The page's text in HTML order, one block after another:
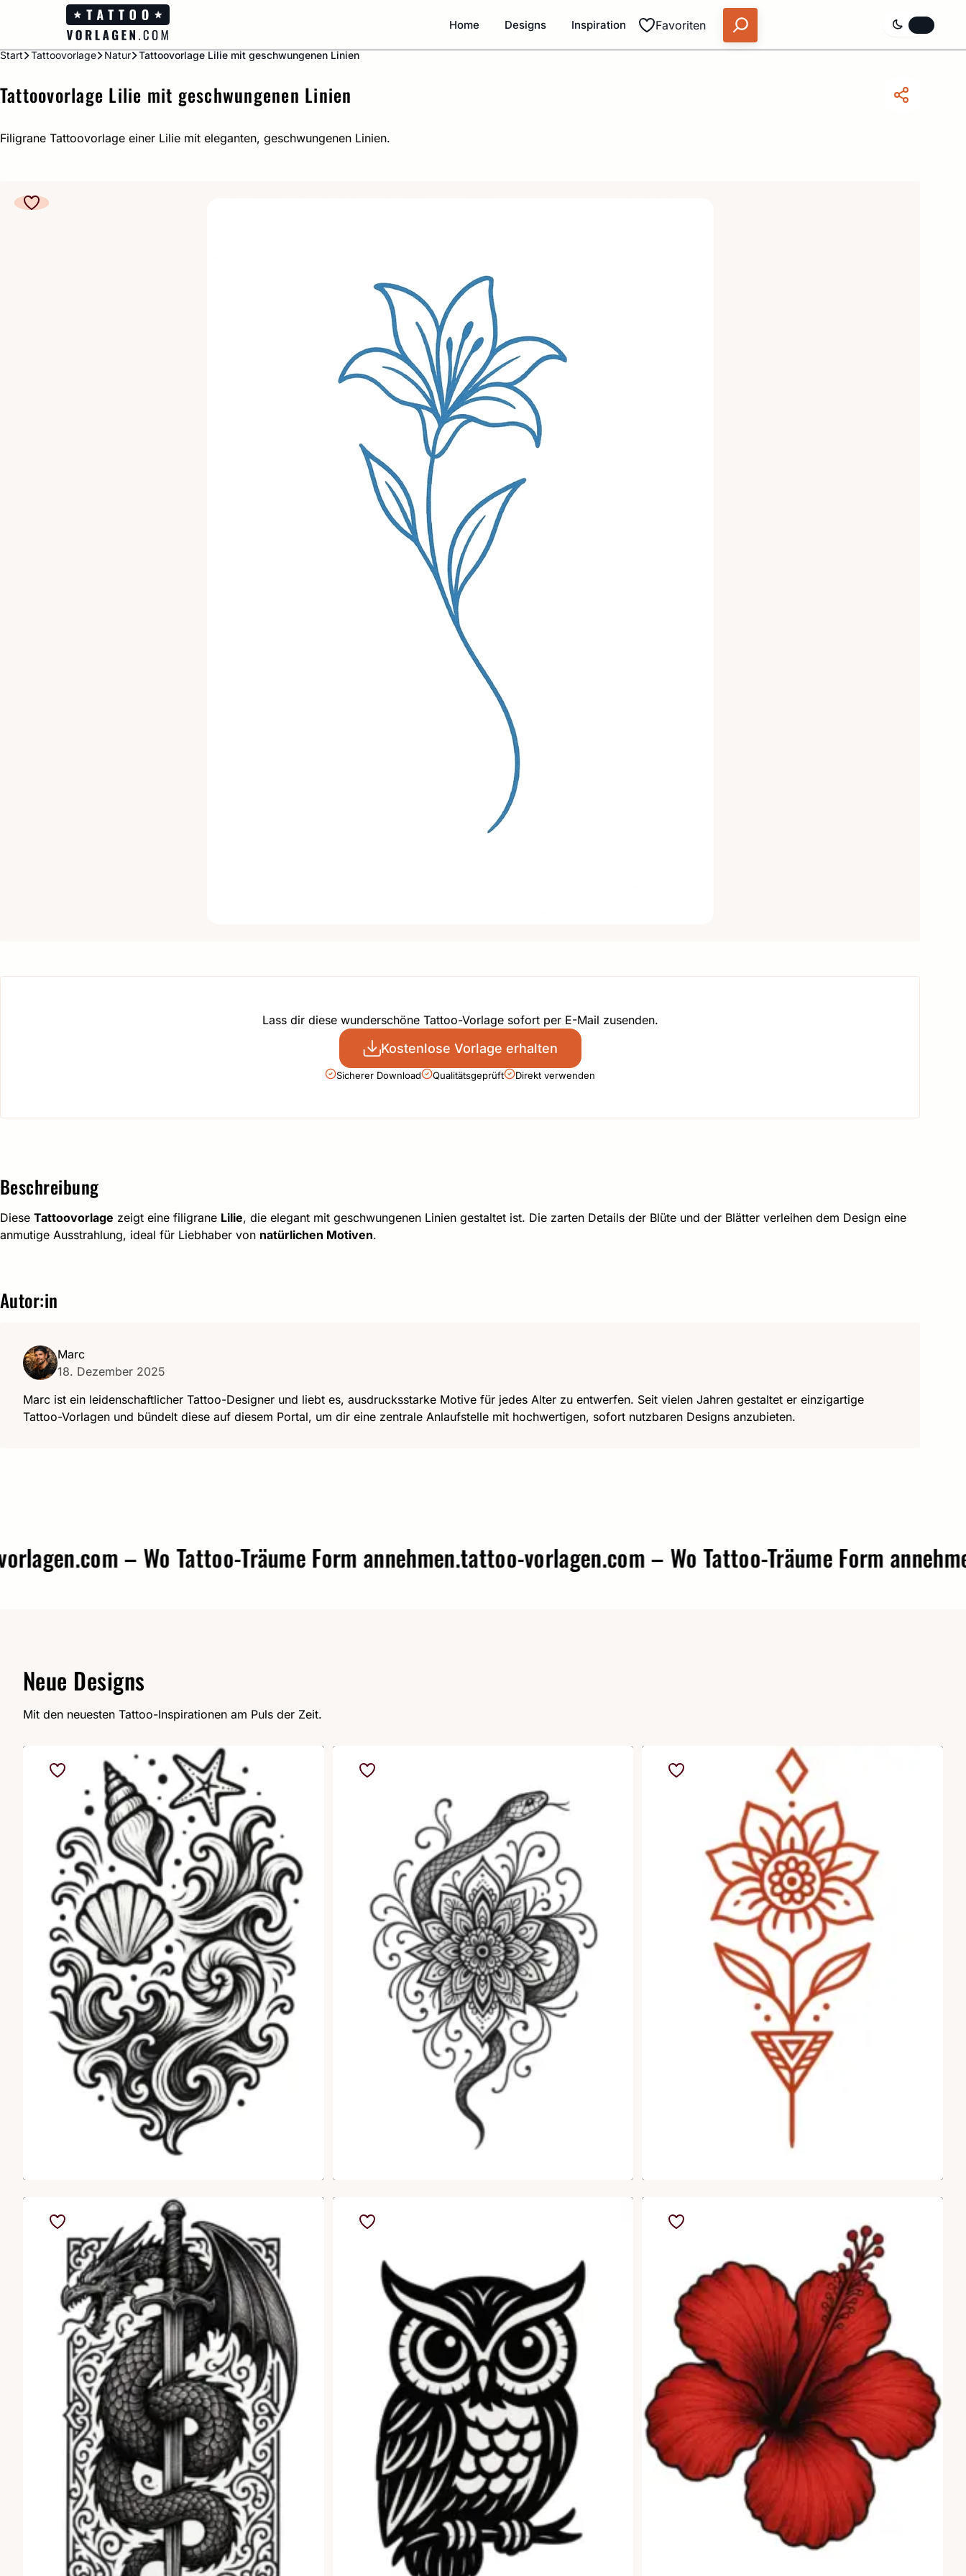
Favoriten
Home Designs Inspiration
Start Tattoovorlage Natur Tattoovorlage Lilie mit geschwungenen Linien
Tattoovorlage Lilie mit geschwungenen Linien
Filigrane Tattoovorlage einer Lilie mit eleganten, geschwungenen Linien.
Lass dir diese wunderschöne Tattoo-Vorlage sofort per E-Mail zusenden.
Kostenlose Vorlage erhalten
Sicherer Download Qualitätsgeprüft Direkt verwenden
Beschreibung
Diese Tattoovorlage zeigt eine filigrane Lilie, die elegant mit geschwungenen Linien gestaltet ist. Die zarten Details der Blüte und der Blätter verleihen dem Design eine
anmutige Ausstrahlung, ideal für Liebhaber von natürlichen Motiven.
Autor:in
Marc
18. Dezember 2025
Marc ist ein leidenschaftlicher Tattoo-Designer und liebt es, ausdrucksstarke Motive für jedes Alter zu entwerfen. Seit vielen Jahren gestaltet er einzigartige
Tattoo-Vorlagen und bündelt diese auf diesem Portal, um dir eine zentrale Anlaufstelle mit hochwertigen, sofort nutzbaren Designs anzubieten.
– Wo Tattoo-Träume Form annehmen.tattoo-vorlagen.com – Wo Tattoo-Träume Form annehmen.
Neue Designs
Mit den neuesten Tattoo-Inspirationen am Puls der Zeit.